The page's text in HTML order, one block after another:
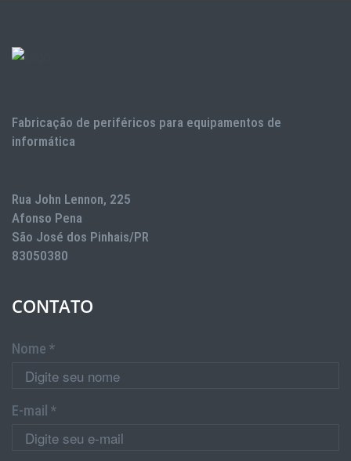
Fabricação de periféricos para equipamentos de
informática
Rua John Lennon, 225
Afonso Pena
São José dos Pinhais/PR
83050380
CONTATO
Nome *
E-mail *